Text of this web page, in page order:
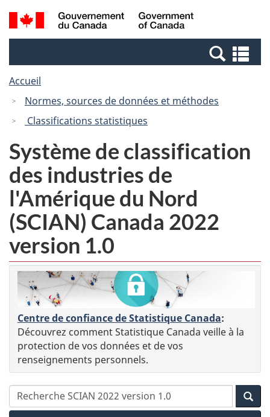
Passer
au
Passer
au
Passer
à
Canada
Recherche
et
et
Accueil
Normes, sources de données et méthodes
Classifications statistiques
Système de classification
des industries de
l'Amérique du Nord
(SCIAN) Canada 2022
version 1.0
Centre de confiance de Statistique Canada:
Découvrez comment Statistique Canada veille à la
protection de vos données et de vos
renseignements personnels.